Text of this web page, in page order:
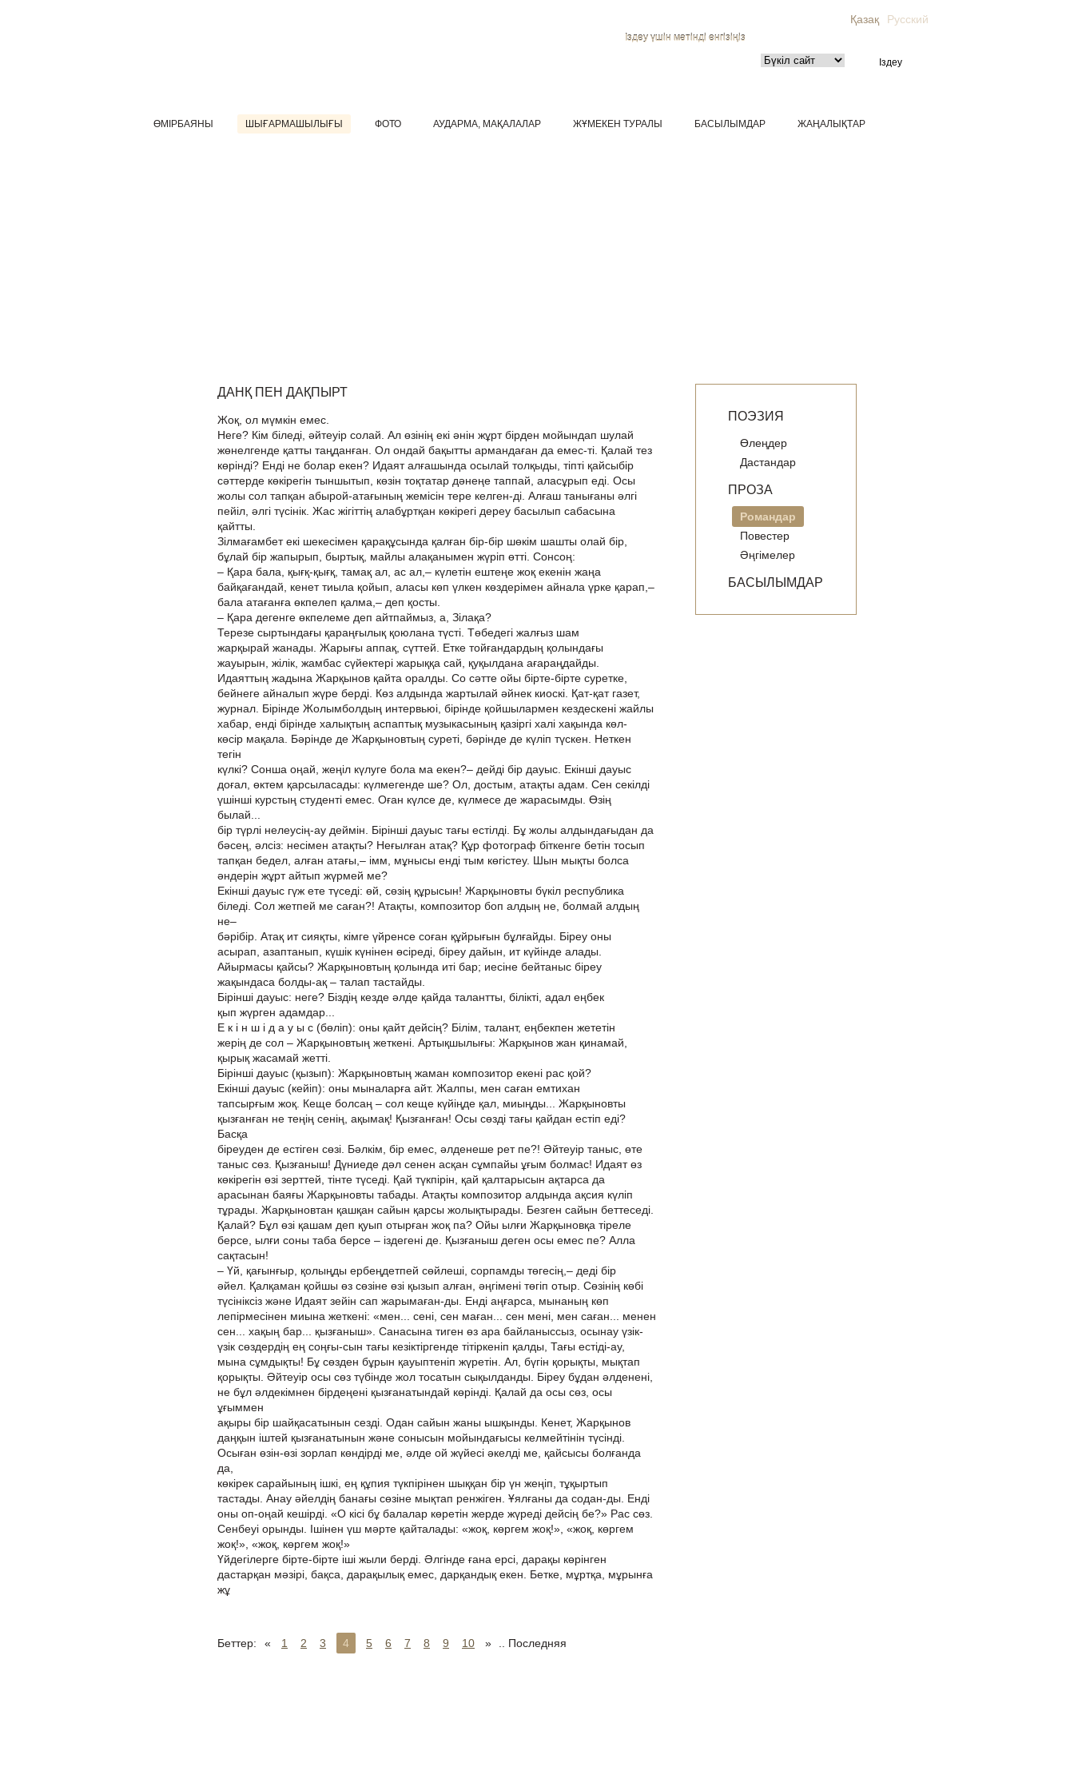
Қазақ Русский
Іздеу үшін мәтінді енгізіңіз
ӨМІРБАЯНЫ ШЫҒАРМАШЫЛЫҒЫ ФОТО АУДАРМА, МАҚАЛАЛАР ЖҰМЕКЕН ТУРАЛЫ БАСЫЛЫМДАР ЖАҢАЛЫҚТАР
ПОЭЗИЯ
Өлеңдер
Дастандар
ПРОЗА
Романдар
Повестер
Әңгімелер
БАСЫЛЫМДАР
ДАНҚ ПЕН ДАҚПЫРТ
Жоқ, ол мүмкін емес.
Неге? Кім біледі, әйтеуір солай. Ал өзінің екі әнін жұрт бірден мойындап шулай
жөнелгенде қатты таңданған. Ол ондай бақытты армандаған да емес-ті. Қалай тез
көрінді? Енді не болар екен? Идаят алғашында осылай толқыды, тіпті қайсыбір
сәттерде көкірегін тыншытып, көзін тоқтатар дәнеңе таппай, аласұрып еді. Осы
жолы сол тапқан абырой-атағының жемісін тере келген-ді. Алғаш танығаны әлгі
пейіл, әлгі түсінік. Жас жігіттің алабұртқан көкірегі дереу басылып сабасына
қайтты.
Зілмағамбет екі шекесімен қарақұсында қалған бір-бір шөкім шашты олай бір,
бұлай бір жапырып, быртық, майлы алақанымен жүріп өтті. Сонсоң:
– Қара бала, қығқ-қығқ, тамақ ал, ас ал,– күлетін ештеңе жоқ екенін жаңа
байқағандай, кенет тиыла қойып, аласы көп үлкен көздерімен айнала үрке қарап,–
бала атағанға өкпелеп қалма,– деп қосты.
– Қара дегенге өкпелеме деп айтпаймыз, а, Зілақа?
Терезе сыртындағы қараңғылық қоюлана түсті. Төбедегі жалғыз шам
жарқырай жанады. Жарығы аппақ, сүттей. Етке тойғандардың қолындағы
жауырын, жілік, жамбас сүйектері жарыққа сай, қуқылдана ағараңдайды.
Идаяттың жадына Жарқынов қайта оралды. Со сәтте ойы бірте-бірте суретке,
бейнеге айналып жүре берді. Көз алдында жартылай әйнек киоскі. Қат-қат газет,
журнал. Бірінде Жолымболдың интервьюі, бірінде қойшылармен кездескені жайлы
хабар, енді бірінде халықтың аспаптық музыкасының қазіргі халі хақында көл-
көсір мақала. Бәрінде де Жарқыновтың суреті, бәрінде де күліп түскен. Неткен
тегін
күлкі? Сонша оңай, жеңіл күлуге бола ма екен?– дейді бір дауыс. Екінші дауыс
доғал, өктем қарсыласады: күлмегенде ше? Ол, достым, атақты адам. Сен секілді
үшінші курстың студенті емес. Оған күлсе де, күлмесе де жарасымды. Өзің
былай...
бір түрлі нелеусің-ау деймін. Бірінші дауыс тағы естілді. Бұ жолы алдындағыдан да
бәсең, әлсіз: несімен атақты? Неғылған атақ? Құр фотограф біткенге бетін тосып
тапқан бедел, алған атағы,– імм, мұнысы енді тым көгістеу. Шын мықты болса
әндерін жұрт айтып жүрмей ме?
Екінші дауыс гүж ете түседі: өй, сөзің құрысын! Жарқыновты бүкіл республика
біледі. Сол жетпей ме саған?! Атақты, композитор боп алдың не, болмай алдың
не–
бәрібір. Атақ ит сияқты, кімге үйренсе соған құйрығын бұлғайды. Біреу оны
асырап, азаптанып, күшік күнінен өсіреді, біреу дайын, ит күйінде алады.
Айырмасы қайсы? Жарқыновтың қолында иті бар; иесіне бейтаныс біреу
жақындаса болды-ақ – талап тастайды.
Бірінші дауыс: неге? Біздің кезде әлде қайда талантты, білікті, адал еңбек
қып жүрген адамдар...
Е к і н ш і д а у ы с (бөліп): оны қайт дейсің? Білім, талант, еңбекпен жететін
жерің де сол – Жарқыновтың жеткені. Артықшылығы: Жарқынов жан қинамай,
қырық жасамай жетті.
Бірінші дауыс (қызып): Жарқыновтың жаман композитор екені рас қой?
Екінші дауыс (кейіп): оны мыналарға айт. Жалпы, мен саған емтихан
тапсырғым жоқ. Кеще болсаң – сол кеще күйіңде қал, миыңды... Жарқыновты
қызғанған не теңің сенің, ақымақ! Қызғанған! Осы сөзді тағы қайдан естіп еді?
Басқа
біреуден де естіген сөзі. Бәлкім, бір емес, әлденеше рет пе?! Әйтеуір таныс, өте
таныс сөз. Қызғаныш! Дүниеде дәл сенен асқан сұмпайы ұғым болмас! Идаят өз
көкірегін өзі зерттей, тінте түседі. Қай түкпірін, қай қалтарысын ақтарса да
арасынан баяғы Жарқыновты табады. Атақты композитор алдында ақсия күліп
тұрады. Жарқыновтан қашқан сайын қарсы жолықтырады. Безген сайын беттеседі.
Қалай? Бұл өзі қашам деп қуып отырған жоқ па? Ойы ылғи Жарқыновқа тіреле
берсе, ылғи соны таба берсе – іздегені де. Қызғаныш деген осы емес пе? Алла
сақтасын!
– Үй, қағынғыр, қолыңды ербеңдетпей сөйлеші, сорпамды төгесің,– деді бір
әйел. Қалқаман қойшы өз сөзіне өзі қызып алған, әңгімені төгіп отыр. Сөзінің көбі
түсініксіз және Идаят зейін сап жарымаған-ды. Енді аңғарса, мынаның көп
лепірмесінен миына жеткені: «мен... сені, сен маған... сен мені, мен саған... менен
сен... хақың бар... қызғаныш». Санасына тиген өз ара байланыссыз, осынау үзік-
үзік сөздердің ең соңғы-сын тағы кезіктіргенде тітіркеніп қалды, Тағы естіді-ау,
мына сұмдықты! Бұ сөзден бұрын қауыптеніп жүретін. Ал, бүгін қорықты, мықтап
қорықты. Әйтеуір осы сөз түбінде жол тосатын сықылданды. Біреу бұдан әлденені,
не бұл әлдекімнен бірдеңені қызғанатындай көрінді. Қалай да осы сөз, осы
ұғыммен
ақыры бір шайқасатынын сезді. Одан сайын жаны ышқынды. Кенет, Жарқынов
даңқын іштей қызғанатынын және сонысын мойындағысы келмейтінін түсінді.
Осыған өзін-өзі зорлап көндірді ме, әлде ой жүйесі әкелді ме, қайсысы болғанда
да,
көкірек сарайының ішкі, ең құпия түкпірінен шыққан бір үн жеңіп, тұқыртып
тастады. Анау әйелдің банағы сөзіне мықтап ренжіген. Ұялғаны да содан-ды. Енді
оны оп-оңай кешірді. «О кісі бұ балалар көретін жерде жүреді дейсің бе?» Рас сөз.
Сенбеуі орынды. Ішінен үш мәрте қайталады: «жоқ, көргем жоқ!», «жоқ, көргем
жоқ!», «жоқ, көргем жоқ!»
Үйдегілерге бірте-бірте іші жыли берді. Әлгінде ғана ерсі, дарақы көрінген
дастарқан мәзірі, бақса, дарақылық емес, дарқандық екен. Бетке, мұртқа, мұрынға
жұ
Беттер: « 1 2 3 4 5 6 7 8 9 10 » Последняя